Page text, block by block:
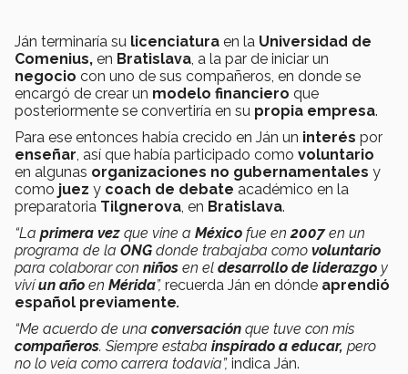
Ján terminaría su licenciatura en la Universidad de
Comenius, en Bratislava, a la par de iniciar un
negocio con uno de sus compañeros, en donde se
encargó de crear un modelo financiero que
posteriormente se convertiría en su propia empresa.
Para ese entonces había crecido en Ján un interés por
enseñar, así que había participado como voluntario
en algunas organizaciones no gubernamentales y
como juez y coach de debate académico en la
preparatoria Tilgnerova, en Bratislava.
“La primera vez que vine a México fue en2007en un
programa de la ONG donde trabajaba como voluntario
para colaborar con niños en el desarrollo de liderazgo y
vivíun año en Mérida”, recuerda Ján en dónde aprendió
español previamente.
“Me acuerdo de una conversación que tuve con mis
compañeros. Siempre estaba inspirado a educar, pero
no lo veía como carrera todavía”, indica Ján.